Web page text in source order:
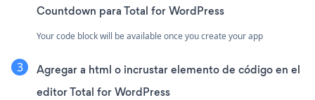
Countdown para Total for WordPress
Your code block will be available once you create your app
Agregar a html o incrustar elemento de código en el
editor Total for WordPress